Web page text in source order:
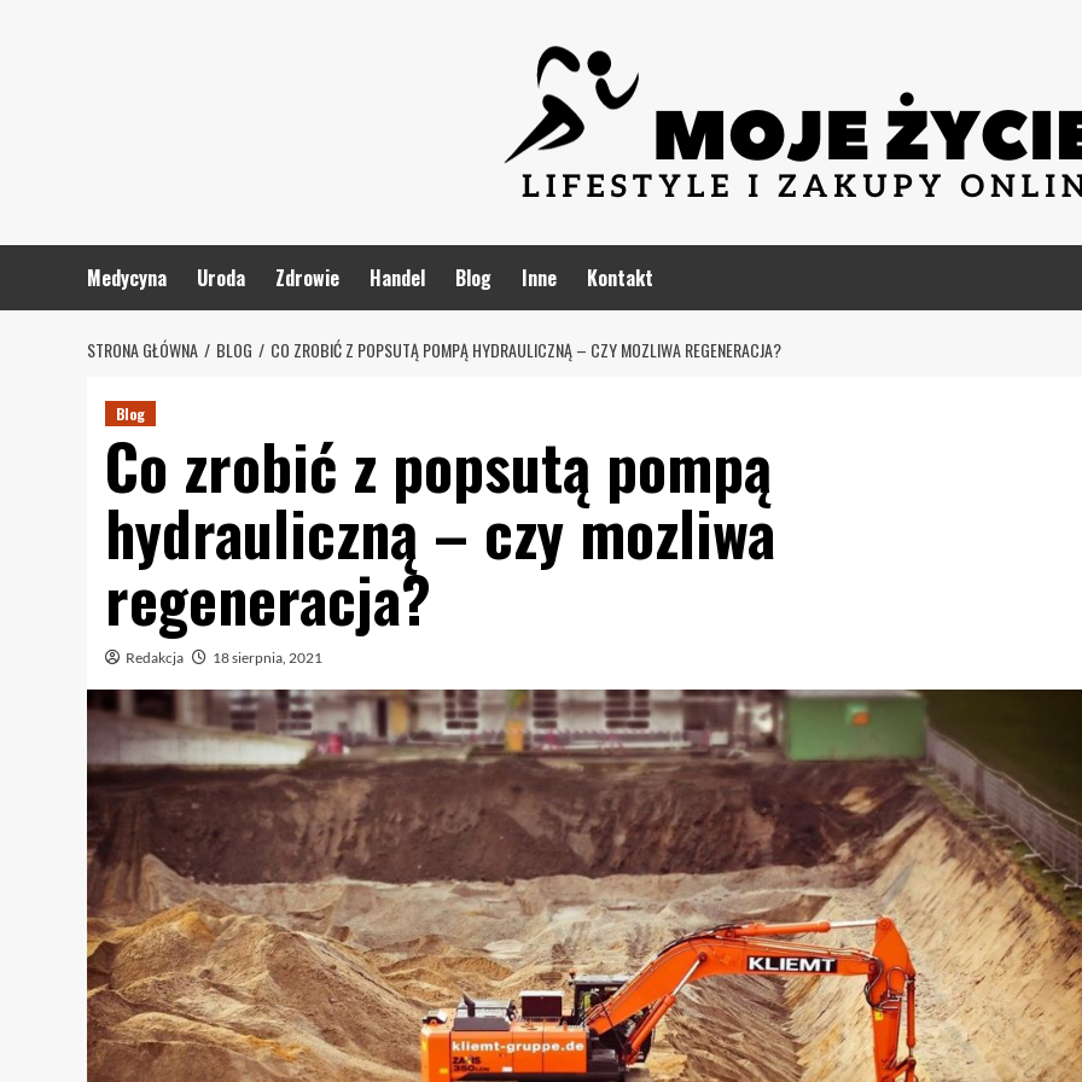
Medycyna Uroda Zdrowie Handel Blog Inne Kontakt
STRONA GŁÓWNA BLOG CO ZROBIĆ Z POPSUTĄ POMPĄ HYDRAULICZNĄ – CZY MOZLIWA REGENERACJA?
Blog
Co zrobić z popsutą pompą
hydrauliczną – czy mozliwa
regeneracja?
Redakcja 18 sierpnia, 2021
Blog
Jak wybrać salę na kameralne wesele?
Redakcja
13 lipca, 2026
Organizacja kameralnego wesela to wyjątkowe
wyzwanie, które wymaga starannego planowania.
Wybór odpowiedniej sali to kluczowy krok w tym
procesie. Sala na kameralne wesele powinna